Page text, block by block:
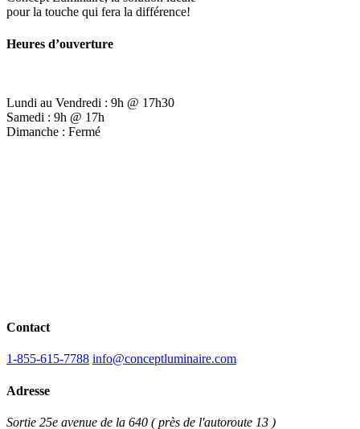
pour la touche qui fera la différence!
Heures d’ouverture
Lundi au Vendredi : 9h @ 17h30
Samedi : 9h @ 17h
Dimanche : Fermé
Contact
1-855-615-7788 info@conceptluminaire.com
Adresse
Sortie 25e avenue de la 640 ( près de l'autoroute 13 )